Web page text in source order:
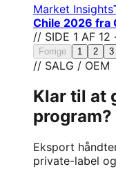
Market Insights
Chile 2026 fra
// SIDE 1 AF 12
Forrige 1 2 3
// SALG / OEM
Klar til at
program?
Eksport
private-label